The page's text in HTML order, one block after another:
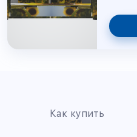
Как купить